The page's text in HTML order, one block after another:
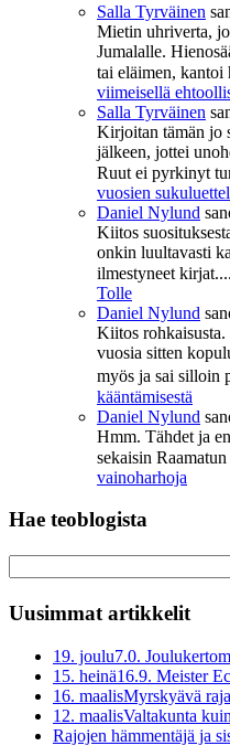
Salla Tyrväinen
Mietin uhriverta,
Jumalalle.
tai eläimen, kantoi
viimeisellä
Salla Tyrväinen
Kirjoitan tämän jo
jälkeen, jottei
Ruut ei pyrkinyt
vuosien
Daniel Nylund
Kiitos
onkin luultavasti
ilmestyneet kirjat....
Tolle
Daniel Nylund
Kiitos
vuosia sitten
myös ja sai
kääntämisestä
Daniel Nylund
Hmm. Tähdet ja
sekaisin
vainoharhoja
Hae teoblogista
Uusimmat artikkelit
19. joulu7.0.
15. heinä16.9. Meister
16. maalisMyrskyävä raja
12. maalisValtakunta
Rajojen hämmentäjä ja